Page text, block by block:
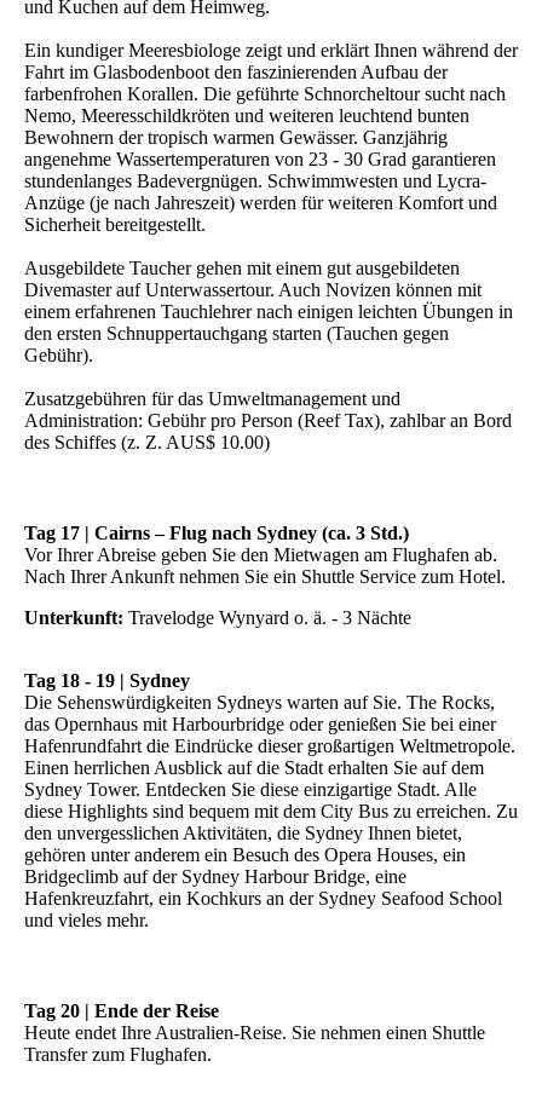
und Kuchen auf dem Heimweg.
Ein kundiger Meeresbiologe zeigt und erklärt Ihnen während der
Fahrt im Glasbodenboot den faszinierenden Aufbau der
farbenfrohen Korallen. Die geführte Schnorcheltour sucht nach
Nemo, Meeresschildkröten und weiteren leuchtend bunten
Bewohnern der tropisch warmen Gewässer. Ganzjährig
angenehme Wassertemperaturen von 23 - 30 Grad garantieren
stundenlanges Badevergnügen. Schwimmwesten und Lycra-
Anzüge (je nach Jahreszeit) werden für weiteren Komfort und
Sicherheit bereitgestellt.
Ausgebildete Taucher gehen mit einem gut ausgebildeten
Divemaster auf Unterwassertour. Auch Novizen können mit
einem erfahrenen Tauchlehrer nach einigen leichten Übungen in
den ersten Schnuppertauchgang starten (Tauchen gegen
Gebühr).
Zusatzgebühren für das Umweltmanagement und
Administration: Gebühr pro Person (Reef Tax), zahlbar an Bord
des Schiffes (z. Z. AUS$ 10.00)
Tag 17 | Cairns – Flug nach Sydney (ca. 3 Std.)
Vor Ihrer Abreise geben Sie den Mietwagen am Flughafen ab.
Nach Ihrer Ankunft nehmen Sie ein Shuttle Service zum Hotel.
Unterkunft: Travelodge Wynyard o. ä. - 3 Nächte
Tag 18 - 19 | Sydney
Die Sehenswürdigkeiten Sydneys warten auf Sie. The Rocks,
das Opernhaus mit Harbourbridge oder genießen Sie bei einer
Hafenrundfahrt die Eindrücke dieser großartigen Weltmetropole.
Einen herrlichen Ausblick auf die Stadt erhalten Sie auf dem
Sydney Tower. Entdecken Sie diese einzigartige Stadt. Alle
diese Highlights sind bequem mit dem City Bus zu erreichen. Zu
den unvergesslichen Aktivitäten, die Sydney Ihnen bietet,
gehören unter anderem ein Besuch des Opera Houses, ein
Bridgeclimb auf der Sydney Harbour Bridge, eine
Hafenkreuzfahrt, ein Kochkurs an der Sydney Seafood School
und vieles mehr.
Tag 20 | Ende der Reise
Heute endet Ihre Australien-Reise. Sie nehmen einen Shuttle
Transfer zum Flughafen.